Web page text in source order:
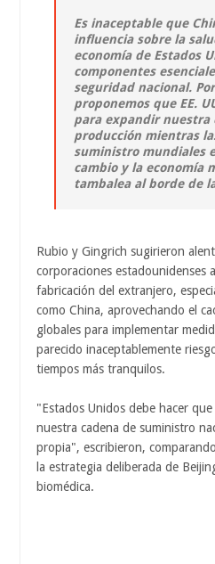
Es inaceptable que
influencia sobre la
economía de Estados
componentes
seguridad nacional.
proponemos que EE.
para expandir nuestra
producción mientras
suministro mundiales
cambio y la economía
tambalea al borde de
Rubio y Gingrich sugirieron
corporaciones estadounidenses
fabricación del extranjero,
como China, aprovechando el
globales para implementar
parecido inaceptablemente
tiempos más tranquilos.
"Estados Unidos debe hacer
nuestra cadena de suministro
propia", escribieron,
la estrategia deliberada de
biomédica.